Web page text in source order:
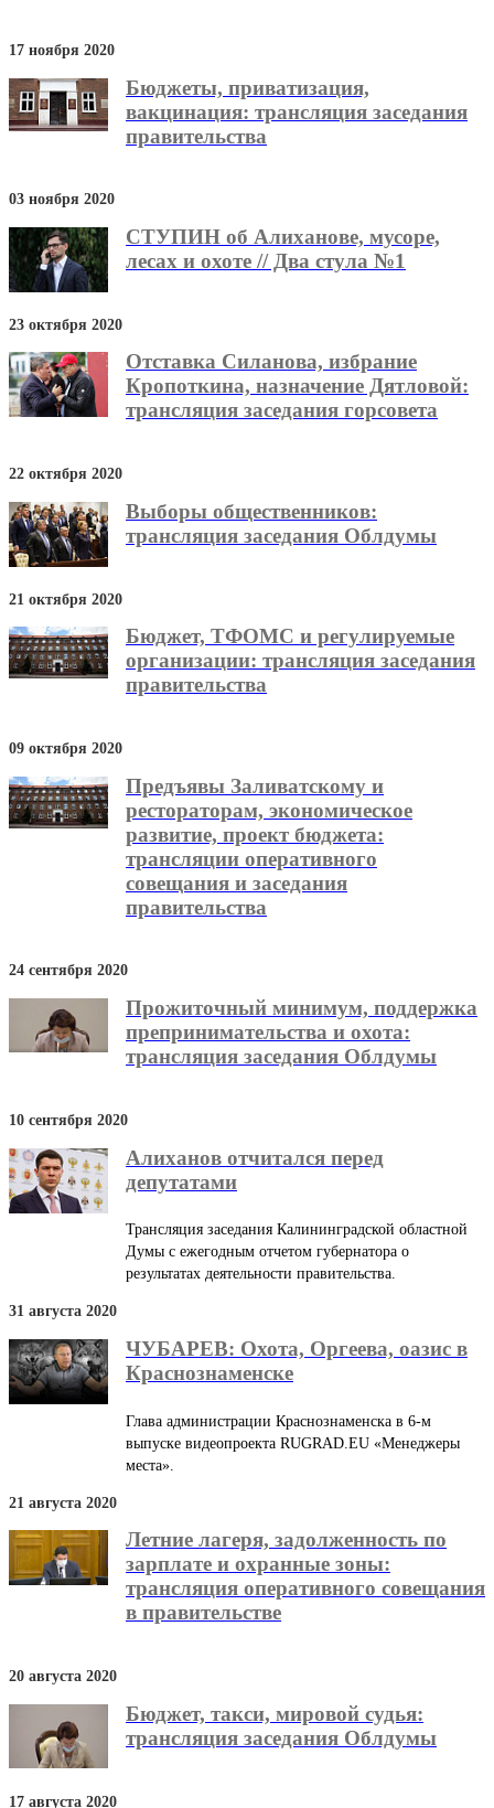
17 ноября 2020
Бюджеты, приватизация,
вакцинация: трансляция заседания
правительства
03 ноября 2020
СТУПИН об Алиханове, мусоре,
лесах и охоте // Два стула №1
23 октября 2020
Отставка Силанова, избрание
Кропоткина, назначение Дятловой:
трансляция заседания горсовета
22 октября 2020
Выборы общественников:
трансляция заседания Облдумы
21 октября 2020
Бюджет, ТФОМС и регулируемые
организации: трансляция заседания
правительства
09 октября 2020
Предъявы Заливатскому и
рестораторам, экономическое
развитие, проект бюджета:
трансляции оперативного
совещания и заседания
правительства
24 сентября 2020
Прожиточный минимум, поддержка
препринимательства и охота:
трансляция заседания Облдумы
10 сентября 2020
Алиханов отчитался перед
депутатами
Трансляция заседания Калининградской областной
Думы с ежегодным отчетом губернатора о
результатах деятельности правительства.
31 августа 2020
ЧУБАРЕВ: Охота, Оргеева, оазис в
Краснознаменске
Глава администрации Краснознаменска в 6-м
выпуске видеопроекта RUGRAD.EU «Менеджеры
места».
21 августа 2020
Летние лагеря, задолженность по
зарплате и охранные зоны:
трансляция оперативного совещания
в правительстве
20 августа 2020
Бюджет, такси, мировой судья:
трансляция заседания Облдумы
17 августа 2020